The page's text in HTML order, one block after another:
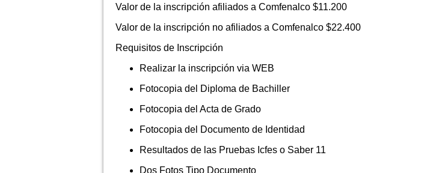
Valor de la inscripción afiliados a Comfenalco $11.200
Valor de la inscripción no afiliados a Comfenalco $22.400
Requisitos de Inscripción
Realizar la inscripción via WEB
Fotocopia del Diploma de Bachiller
Fotocopia del Acta de Grado
Fotocopia del Documento de Identidad
Resultados de las Pruebas Icfes o Saber 11
Dos Fotos Tipo Documento